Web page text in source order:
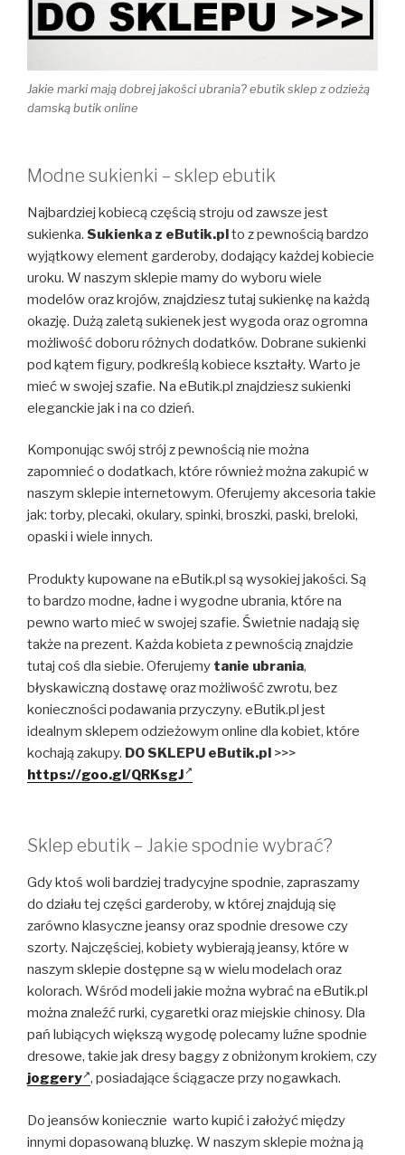
Jakie marki mają dobrej jakości ubrania? ebutik sklep z odzieżą
damską butik online
Modne sukienki – sklep ebutik
Najbardziej kobiecą częścią stroju od zawsze jest
sukienka. Sukienka z eButik.plto z pewnością bardzo
wyjątkowy element garderoby, dodający każdej kobiecie
uroku. W naszym sklepie mamy do wyboru wiele
modelów oraz krojów, znajdziesz tutaj sukienkę na każdą
okazję. Dużą zaletą sukienek jest wygoda oraz ogromna
możliwość doboru różnych dodatków. Dobrane sukienki
pod kątem figury, podkreślą kobiece kształty. Warto je
mieć w swojej szafie. Na eButik.pl znajdziesz sukienki
eleganckie jak i na co dzień.
Komponując swój strój z pewnością nie można
zapomnieć o dodatkach, które również można zakupić w
naszym sklepie internetowym. Oferujemy akcesoria takie
jak: torby, plecaki, okulary, spinki, broszki, paski, breloki,
opaski i wiele innych.
Produkty kupowane na eButik.pl są wysokiej jakości. Są
to bardzo modne, ładne i wygodne ubrania, które na
pewno warto mieć w swojej szafie. Świetnie nadają się
także na prezent. Każda kobieta z pewnością znajdzie
tutaj coś dla siebie. Oferujemy tanie ubrania,
błyskawiczną dostawę oraz możliwość zwrotu, bez
konieczności podawania przyczyny. eButik.pl jest
idealnym sklepem odzieżowym online dla kobiet, które
kochają zakupy. DO SKLEPU eButik.pl >>>
https://goo.gl/QRKsgJ
Sklep ebutik – Jakie spodnie wybrać?
Gdy ktoś woli bardziej tradycyjne spodnie, zapraszamy
do działu tej części garderoby, w której znajdują się
zarówno klasyczne jeansy oraz spodnie dresowe czy
szorty. Najczęściej, kobiety wybierają jeansy, które w
naszym sklepie dostępne są w wielu modelach oraz
kolorach. Wśród modeli jakie można wybrać na eButik.pl
można znaleźć rurki, cygaretki oraz miejskie chinosy. Dla
pań lubiących większą wygodę polecamy luźne spodnie
dresowe, takie jak dresy baggy z obniżonym krokiem, czy
joggery , posiadające ściągacze przy nogawkach.
Do jeansów koniecznie warto kupić i założyć między
innymi dopasowaną bluzkę. W naszym sklepie można ją